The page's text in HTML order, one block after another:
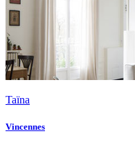
Taïna
Vincennes